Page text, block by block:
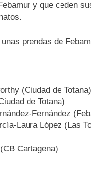
y que ceden
prendas de
(Ciudad de Totana)
de Totana)
Fernández
Laura López (Las
Cartagena)